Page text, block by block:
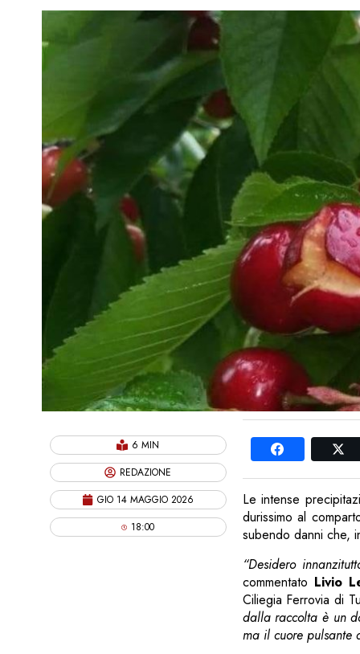
6 MIN
REDAZIONE
GIO 14 MAGGIO 2026
18:00
Le intense
durissimo al
subendo danni che,
“Desidero
commentato Livio
Ciliegia Ferrovia di
dalla raccolta è un
ma il cuore pulsante